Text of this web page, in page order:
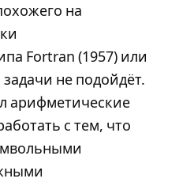
на
Fortran (1957) или
задачи не подойдёт.
арифметические
с тем, что